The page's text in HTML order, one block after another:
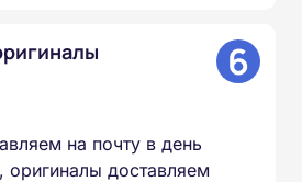
6
на почту в день
оригиналы доставляем